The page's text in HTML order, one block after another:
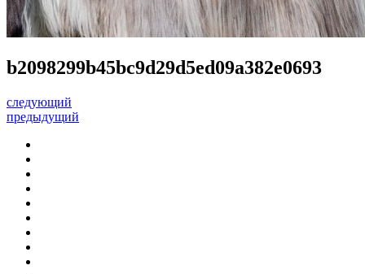
b2098299b45bc9d29d5ed09a382e0693
следующий
предыдущий